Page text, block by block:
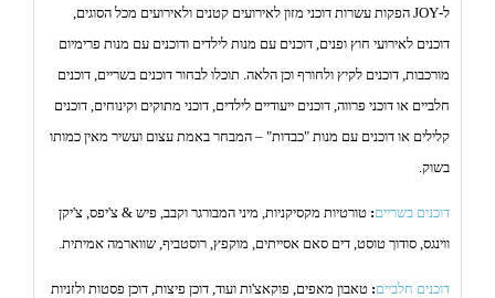
ל-JOY הפקות עשרות דוכני מזון לאירועים קטנים ולאירועים מכל הסוגים,
דוכנים לאירועי חוץ ופנים, דוכנים עם מנות לילדים ודוכנים עם מנות פרימיום
מורכבות, דוכנים לקיץ ולחורף וכן הלאה. תוכלו לבחור דוכנים בשריים, דוכנים
חלביים או דוכני פרווה, דוכנים ייעודיים לילדים, דוכני מתוקים וקינוחים, דוכנים
קלילים או דוכנים עם מנות "כבדות" – המבחר באמת עצום ועשיר מאין כמותו
בשוק.
דוכנים בשריים: טורטיות מקסיקניות, מיני המבורגר וקבב, פיש & צ'יפס, צ'יקן
ווינגס, סודוך טוסט, דים סאם אסייתים, מוקפץ, רוסטביף, שווארמה אמיתית.
דוכנים חלביים: טאבון מאפים, פוקאצ'ות ועוד, דוכן פיצות, דוכן פסטות ולזניות